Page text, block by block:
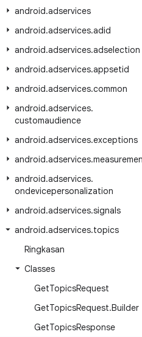
android.adservices
android.adservices.adid
android.adservices.adselection
android.adservices.appsetid
android.adservices.common
android.adservices.
customaudience
android.adservices.exceptions
android.adservices.
android.adservices.
ondevicepersonalization
android.adservices.signals
android.adservices.topics
Ringkasan
Classes
GetTopicsRequest
GetTopicsRequest.Builder
GetTopicsResponse